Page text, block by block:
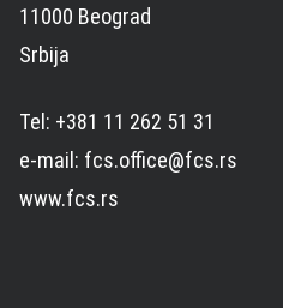
11000 Beograd
Srbija
Tel: +381 11 262 51 31
e-mail: fcs.office@fcs.rs
www.fcs.rs